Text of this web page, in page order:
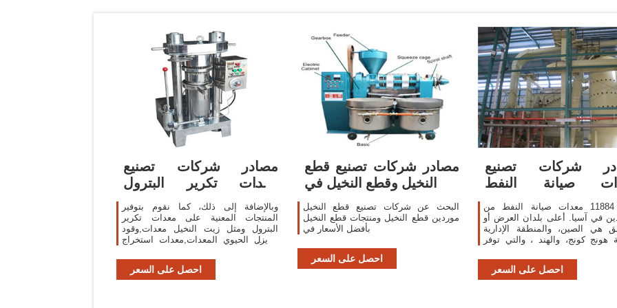
مصادر شركات تصنيع
معدات تكرير البترول
ومعدات تكرير البترول
وبالإضافة إلى ذلك، كما نقوم بتوفير
المنتجات المعنية على معدات تكرير
البترول ومثل زيت النخيل معدات,وقود
الديزل الحيوي المعدات,معدات استخراج
احصل على السعر
مصادر شركات تصنيع قطع
النخيل وقطع النخيل في
البحث عن شركات تصنيع قطع النخيل
موردين قطع النخيل ومنتجات قطع النخيل
بأفضل الأسعار في
احصل على السعر
شركات تصنيع
صيانة النفط
ومعدات صيانة النفط في
هناك 11884 معدات صيانة النفط من
في آسيا. أعلى بلدان العرض أو
هي الصين، والمنطقة الإدارية
هونج كونج، والهند ، والتي توفر
، على التوالي
احصل على السعر